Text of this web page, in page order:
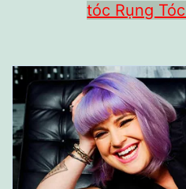
tóc Rụng Tóc